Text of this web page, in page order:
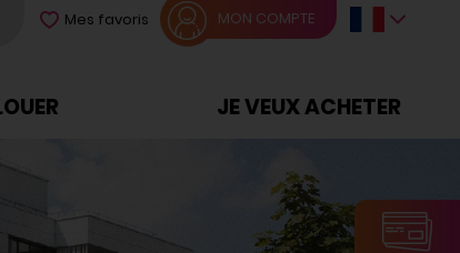
Mes favoris MON COMPTE
JE VEUX ACHETER